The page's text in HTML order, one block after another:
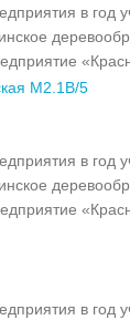
в год
М2.1В/5
в год
в год